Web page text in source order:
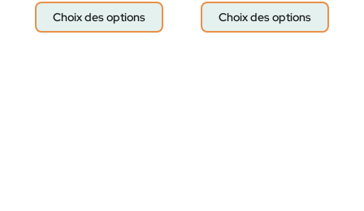
Choix des options Choix des options